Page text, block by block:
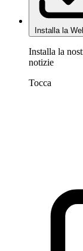
Installa la
Installa la
notizie
Tocca